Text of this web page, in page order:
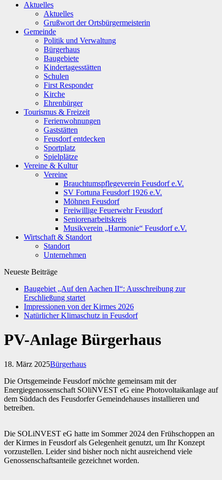
Aktuelles
Aktuelles
Grußwort der Ortsbürgermeisterin
Gemeinde
Politik und Verwaltung
Bürgerhaus
Baugebiete
Kindertagesstätten
Schulen
First Responder
Kirche
Ehrenbürger
Tourismus & Freizeit
Ferienwohnungen
Gaststätten
Feusdorf entdecken
Sportplatz
Spielplätze
Vereine & Kultur
Vereine
Brauchtumspflegeverein Feusdorf e.V.
SV Fortuna Feusdorf 1926 e.V.
Möhnen Feusdorf
Freiwillige Feuerwehr Feusdorf
Seniorenarbeitskreis
Musikverein „Harmonie“ Feusdorf e.V.
Wirtschaft & Standort
Standort
Unternehmen
Neueste Beiträge
Baugebiet „Auf den Aachen II“: Ausschreibung zur
Erschließung startet
Impressionen von der Kirmes 2026
Natürlicher Klimaschutz in Feusdorf
PV-Anlage Bürgerhaus
18. März 2025Bürgerhaus
Die Ortsgemeinde Feusdorf möchte gemeinsam mit der
Energiegenossenschaft SOliNVEST eG eine Photovoltaikanlage auf
dem Süddach des Feusdorfer Gemeindehauses installieren und
betreiben.
Die SOLiNVEST eG hatte im Sommer 2024 den Frühschoppen an
der Kirmes in Feusdorf als Gelegenheit genutzt, um Ihr Konzept
vorzustellen. Leider sind bisher noch nicht ausreichend viele
Genossenschaftsanteile gezeichnet worden.